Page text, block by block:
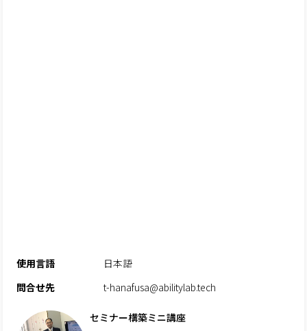
使用言語
日本語
問合せ先
t-hanafusa@abilitylab.tech
セミナー構築ミニ講座